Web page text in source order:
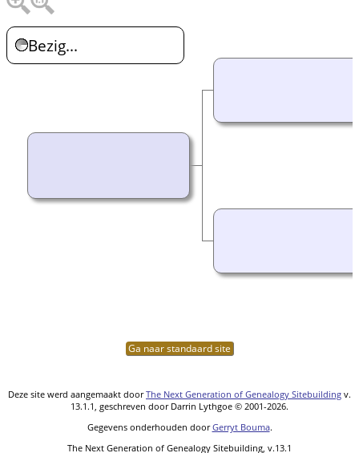
Bezig...
Ga naar standaard site
Deze site werd aangemaakt doorThe Next Generation of Genealogy Sitebuilding v.
13.1.1, geschreven door Darrin Lythgoe © 2001-2026.
Gegevens onderhouden doorGerryt Bouma.
The Next Generation of Genealogy Sitebuilding, v.13.1